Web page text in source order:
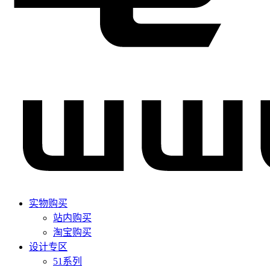
实物购买
站内购买
淘宝购买
设计专区
51系列